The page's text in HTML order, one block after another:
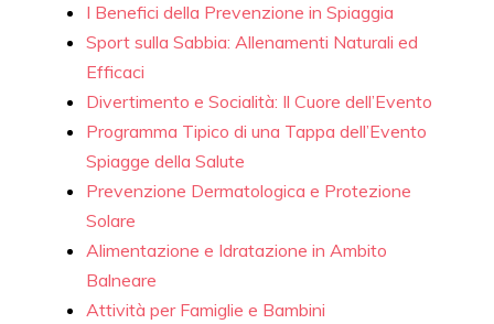
I Benefici della Prevenzione in Spiaggia
Sport sulla Sabbia: Allenamenti Naturali ed
Efficaci
Divertimento e Socialità: Il Cuore dell’Evento
Programma Tipico di una Tappa dell’Evento
Spiagge della Salute
Prevenzione Dermatologica e Protezione
Solare
Alimentazione e Idratazione in Ambito
Balneare
Attività per Famiglie e Bambini